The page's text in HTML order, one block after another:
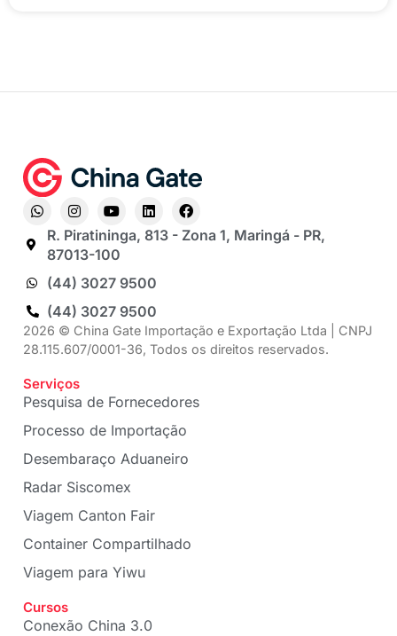
R. Piratininga, 813 - Zona 1, Maringá - PR,
87013-100
(44) 3027 9500
(44) 3027 9500
2026 © China Gate Importação e Exportação Ltda | CNPJ
28.115.607/0001-36, Todos os direitos reservados.
Serviços
Pesquisa de Fornecedores
Processo de Importação
Desembaraço Aduaneiro
Radar Siscomex
Viagem Canton Fair
Container Compartilhado
Viagem para Yiwu
Cursos
Conexão China 3.0